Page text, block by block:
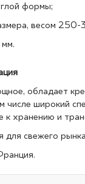
формы;
весом 250-
мм.
обладает
числе широкий
к хранению и
для свежего